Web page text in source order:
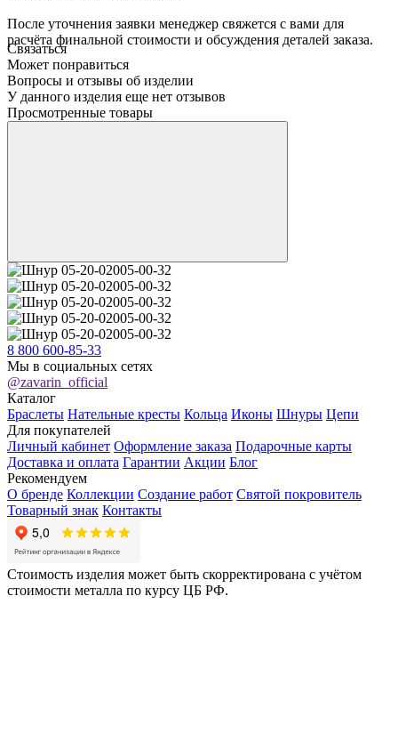
После уточнения заявки менеджер свяжется с вами для
расчёта финальной стоимости и обсуждения деталей заказа.
Связаться
Может понравиться
Вопросы и отзывы об изделии
У данного изделия еще нет отзывов
Просмотренные товары
8 800 600-85-33
Мы в социальных сетях
@zavarin_official
Каталог
Браслеты Нательные кресты Кольца Иконы Шнуры Цепи
Для покупателей
Личный кабинет Оформление заказа Подарочные карты
Доставка и оплата Гарантии Акции Блог
Рекомендуем
О бренде Коллекции Создание работ Святой покровитель
Товарный знак Контакты
Стоимость изделия может быть скорректирована с учётом
стоимости металла по курсу ЦБ РФ.